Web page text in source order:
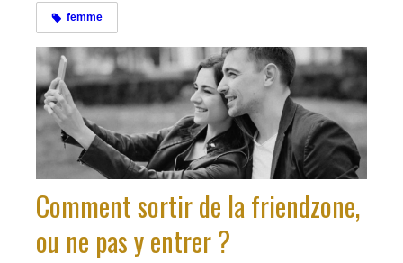
femme
Comment sortir de la friendzone,
ou ne pas y entrer ?